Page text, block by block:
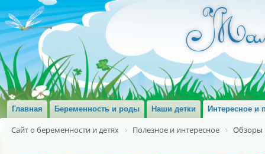
Главная Беременность и роды Наши детки Интересное и
Сайт о беременности и детях Полезное и интересное Обзоры